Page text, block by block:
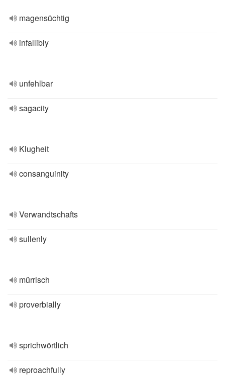
magensüchtig
infallibly
unfehlbar
sagacity
Klugheit
consanguinity
Verwandtschafts
sullenly
mürrisch
proverbially
sprichwörtlich
reproachfully